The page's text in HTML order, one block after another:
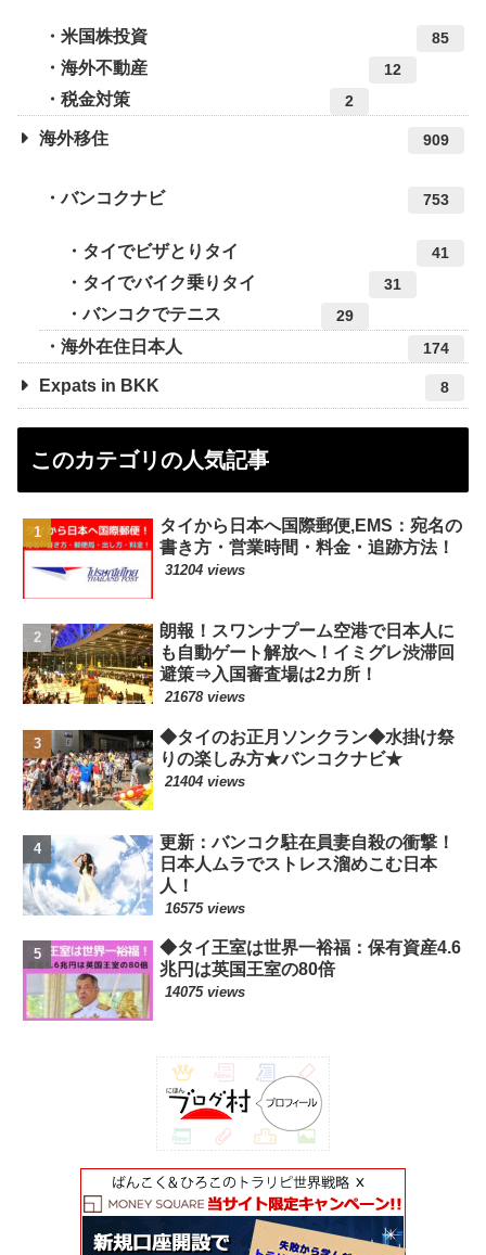
米国株投資 85
海外不動産 12
税金対策 2
海外移住 909
バンコクナビ 753
タイでビザとりタイ 41
タイでバイク乗りタイ 31
バンコクでテニス 29
海外在住日本人 174
Expats in BKK 8
このカテゴリの人気記事
タイから日本へ国際郵便,EMS：宛名の
書き方・営業時間・料金・追跡方法！
31204 views
朗報！スワンナプーム空港で日本人に
も自動ゲート解放へ！イミグレ渋滞回
避策⇒入国審査場は2カ所！
21678 views
◆タイのお正月ソンクラン◆水掛け祭
りの楽しみ方★バンコクナビ★
21404 views
更新：バンコク駐在員妻自殺の衝撃！
日本人ムラでストレス溜めこむ日本
人！
16575 views
◆タイ王室は世界一裕福：保有資産4.6
兆円は英国王室の80倍
14075 views